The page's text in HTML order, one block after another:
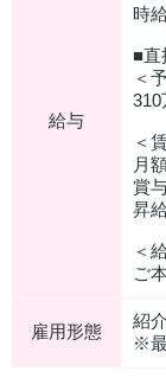
給与
時
■直
＜
310
＜
月
賞
昇
＜
ご
雇用形態
紹
※